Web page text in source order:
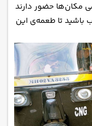
مکان‌ها حضور دارند
باشید تا طعمه‌ی این